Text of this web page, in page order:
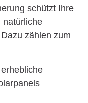
schützt Ihre
natürliche
zählen zum